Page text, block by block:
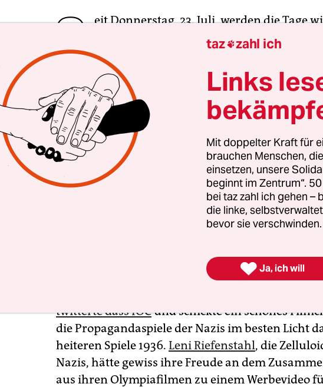
S eit Donnerstag, 23. Juli, werden die Tage
in Tokio. Da waren es 365 Tage bis zum
Sommerspiele, die wegen der
nächste Jahr verschoben
worden sind.
sozialen Medien, mit dem das IOC den Start des
hat. Die Ouvertüre zur ganz großen Sportoper im
angespielt worden. Als Symbol für „die Kraft des
Menschheit zu einen“ haben die Olympier die
olympischen Feuer auserkoren. In der Sprache
„Die olympische Flamme soll ein Licht werfen
Stärke der Athleten bei der Vorbereitung auf die
Dass es die Nazis waren, die den Fackellauf als
Internationale Olympische Komitee offenbar
den Auftakt markiert, indem zum ersten Mal die
twitterte dass IOCund schickte ein schönes
die Propagandaspiele der Nazis im besten Licht
heiteren Spiele 1936. Leni Riefenstahl, die
Nazis, hätte gewiss ihre Freude an dem
aus ihren Olympiafilmen zu einem Werbevideo
taz zahl ich
Links
Mit doppelter Kraft für
brauchen Menschen,
einsetzen, unsere
beginnt im Zentrum“.
bei taz zahl ich gehen –
die linke,
bevor sie
 Ja, ich will